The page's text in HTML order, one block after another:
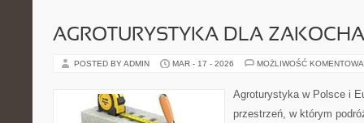
AGROTURYSTYKA DLA
POSTED BY ADMIN MAR - 17 - 2026 MOŻLIWOŚĆ
Agroturystyka w Polsce i
przestrzeń, w którym